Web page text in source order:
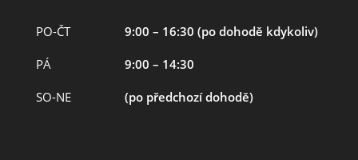
PO-ČT 9:00 – 16:30 (po dohodě kdykoliv)
PÁ 9:00 – 14:30
SO-NE (po předchozí dohodě)